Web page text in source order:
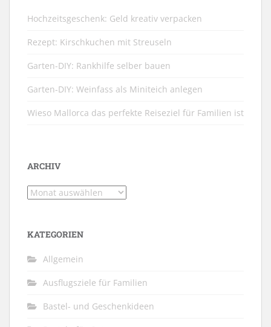
Hochzeitsgeschenk: Geld kreativ verpacken
Rezept: Kirschkuchen mit Streuseln
Garten-DIY: Rankhilfe selber bauen
Garten-DIY: Weinfass als Miniteich anlegen
Wieso Mallorca das perfekte Reiseziel für Familien ist
ARCHIV
Archiv
KATEGORIEN
Allgemein
Ausflugsziele für Familien
Bastel- und Geschenkideen